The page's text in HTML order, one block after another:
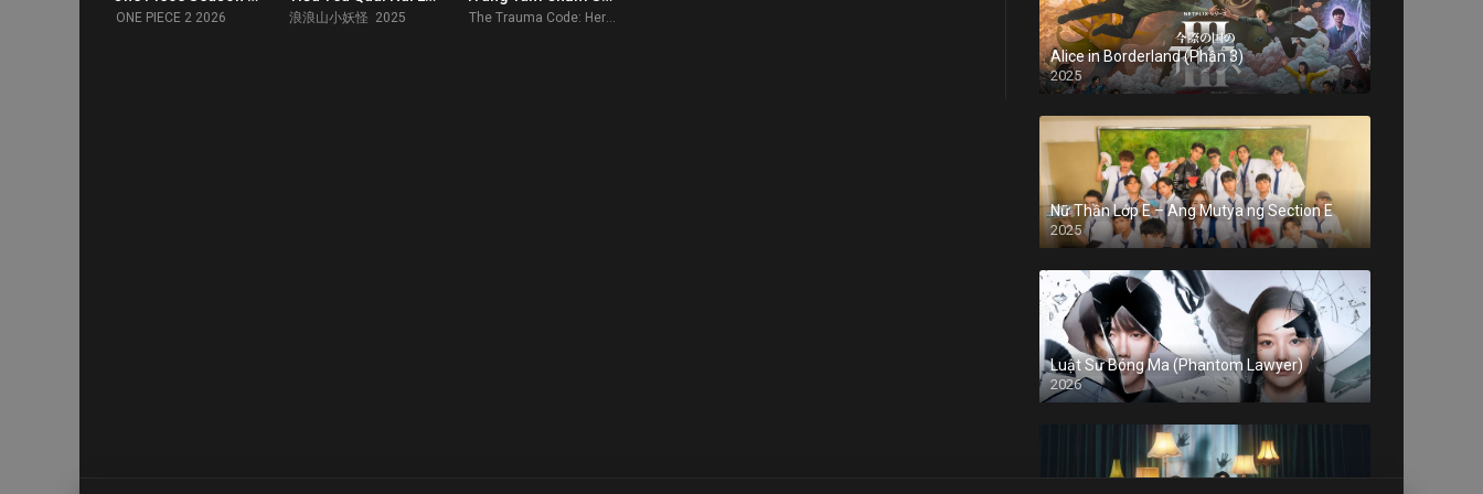
ONE PIECE 2 2026 浪浪山小妖怪 2025 The Trauma Code: Heroes on Call 2025
Alice in Borderland (Phần 3)
2025
Nữ Thần Lớp E – Ang Mutya ng Section E
2025
Luật Sư Bóng Ma (Phantom Lawyer)
2026